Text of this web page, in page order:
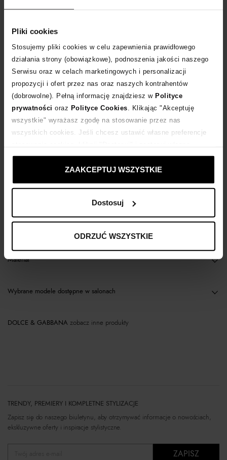
Pliki cookies
Stosujemy pliki cookies w celu zapewnienia prawidłowego
działania strony (obowiązkowe), podnoszenia jakości naszego
Serwisu oraz w celach marketingowych i personalizacji
propozycji i ofert przez nas oraz naszych kontrahentów
(dobrowolne). Pełną informację znajdziesz w Polityce
prywatności oraz Polityce Cookies . Klikając "Akceptuję
wszystkie" wyrażasz zgodę na stosowanie przez nas
wszystkich cookies. Jeśli chcesz ustawić własne preferencje
ustawienia prywatności.
ZAAKCEPTUJ WSZYSTKIE
Dostosuj
ODRZUĆ WSZYSTKIE
Tabela rozmiarów
WYBIERZ ROZMIAR
DODAJ DO KOSZYKA
Dostawa od 0 zł
14 dni na zwrot towaru
Materiał
Wybrane modele dostępne w salonach
DOLCE & GABBANA zobacz inne produkty
TRENDY, PREMIERY I KOMPLETNE STYLIZACJE
Zapisz się do naszego biuletynu, aby otrzymywać informacje o nowościach,
ekskluzywne oferty i inspiracje stylistyczne.
ZAPISZ